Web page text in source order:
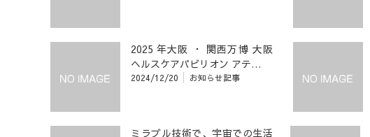
2025 年大阪 ・ 関西万博 大阪
ヘルスケアパビリオン アテ…
2024/12/20 お知らせ記事
ミラブル技術で、宇宙での生活